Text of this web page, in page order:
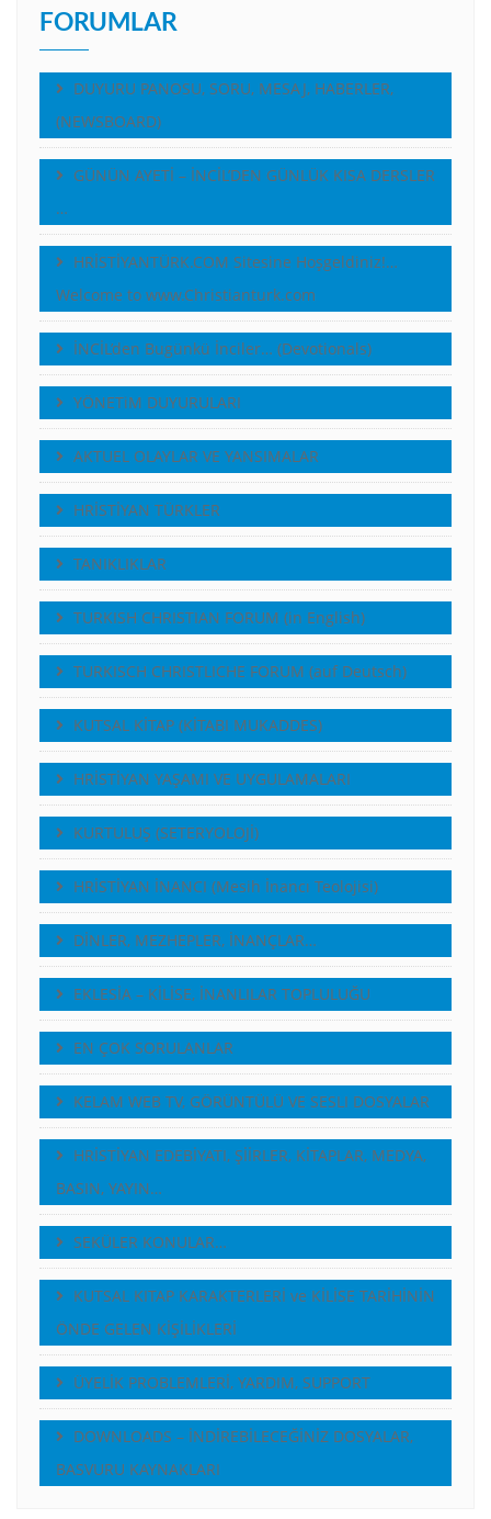
FORUMLAR
DUYURU PANOSU, SORU, MESAJ, HABERLER,
(NEWSBOARD)
GÜNÜN AYETİ – İNCİL’DEN GÜNLÜK KISA DERSLER
…
HRİSTİYANTÜRK.COM Sitesine Hoşgeldiniz!…
Welcome to www.Christianturk.com
İNCİL’den Bugünkü İnciler… (Devotionals)
YÖNETiM DUYURULARI
AKTUEL OLAYLAR VE YANSIMALAR
HRİSTİYAN TÜRKLER
TANIKLIKLAR
TURKISH CHRISTIAN FORUM (in English)
TURKISCH CHRISTLICHE FORUM (auf Deutsch)
KUTSAL KİTAP (KİTABI MUKADDES)
HRİSTİYAN YAŞAMI VE UYGULAMALARI
KURTULUŞ (SETERYOLOJİ)
HRİSTİYAN İNANCI (Mesih İnancı Teolojisi)
DİNLER, MEZHEPLER, İNANÇLAR…
EKLESİA – KİLİSE, İNANLILAR TOPLULUĞU
EN ÇOK SORULANLAR
KELAM WEB TV, GÖRÜNTÜLÜ VE SESLI DOSYALAR
HRİSTİYAN EDEBİYATI, ŞİİRLER, KİTAPLAR, MEDYA,
BASIN, YAYIN…
SEKÜLER KONULAR…
KUTSAL KITAP KARAKTERLERİ ve KİLİSE TARİHİNİN
ÖNDE GELEN KİŞİLİKLERİ
ÜYELİK PROBLEMLERİ, YARDIM, SUPPORT
DOWNLOADS – İNDİREBİLECEĞİNİZ DOSYALAR,
BASVURU KAYNAKLARI